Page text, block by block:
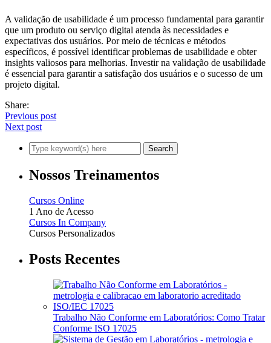
A validação de usabilidade é um processo fundamental para garantir
que um produto ou serviço digital atenda às necessidades e
expectativas dos usuários. Por meio de técnicas e métodos
específicos, é possível identificar problemas de usabilidade e obter
insights valiosos para melhorias. Investir na validação de usabilidade
é essencial para garantir a satisfação dos usuários e o sucesso de um
projeto digital.
Share:
Previous post
Next post
Nossos Treinamentos
Cursos Online
1 Ano de Acesso
Cursos In Company
Cursos Personalizados
Posts Recentes
Trabalho Não Conforme em Laboratórios: Como Tratar
Conforme ISO 17025